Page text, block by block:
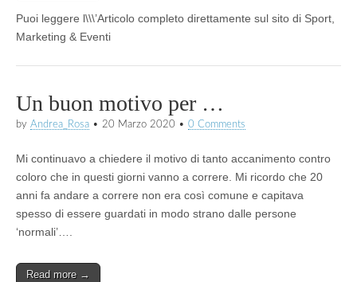
Puoi leggere l\\\’Articolo completo direttamente sul sito di Sport,
Marketing & Eventi
Un buon motivo per …
by Andrea_Rosa • 20 Marzo 2020 • 0 Comments
Mi continuavo a chiedere il motivo di tanto accanimento contro
coloro che in questi giorni vanno a correre. Mi ricordo che 20
anni fa andare a correre non era così comune e capitava
spesso di essere guardati in modo strano dalle persone
‘normali’….
Read more →